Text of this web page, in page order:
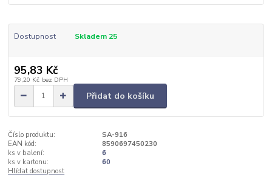
Dostupnost Skladem 25
95,83 Kč
79,20 Kč bez DPH
Přidat do košíku
Číslo produktu:
SA-916
EAN kód:
8590697450230
ks v balení:
6
ks v kartonu:
60
Hlídat dostupnost